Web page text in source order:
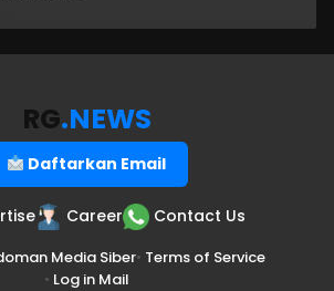
RG.NEWS
Daftarkan Email
Career Contact Us
Media Siber• Terms of Service
• Log in Mail